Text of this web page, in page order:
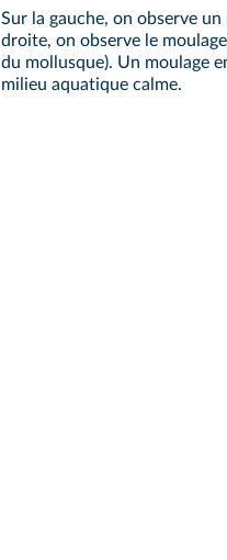
Sur la gauche, on observe
droite, on observe le
du mollusque). Un moulage
milieu aquatique calme.